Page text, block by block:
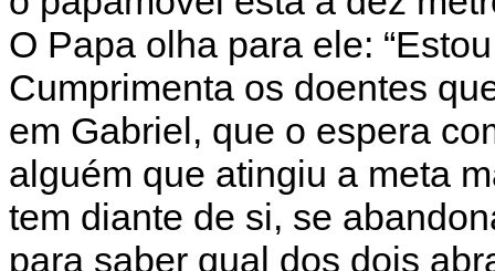
O Papa olha para ele:
Cumprimenta os doentes
em Gabriel, que o espera
alguém que atingiu a meta
tem diante de si, se
para saber qual dos dois